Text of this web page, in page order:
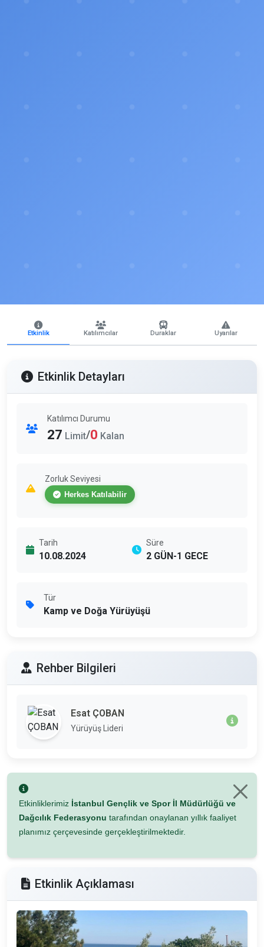
Etkinlik Katılımcılar Duraklar Uyarılar
Etkinlik Detayları
Katılımcı Durumu
27 Limit/0 Kalan
Zorluk Seviyesi
Herkes Katılabilir
Tarih
10.08.2024
Süre
2 GÜN-1 GECE
Tür
Kamp ve Doğa Yürüyüşü
Rehber Bilgileri
Esat ÇOBAN
Yürüyüş Lideri
Etkinliklerimiz İstanbul Gençlik ve Spor İl Müdürlüğü ve
Dağcılık Federasyonu tarafından onaylanan yıllık faaliyet
planımız çerçevesinde gerçekleştirilmektedir.
Etkinlik Açıklaması